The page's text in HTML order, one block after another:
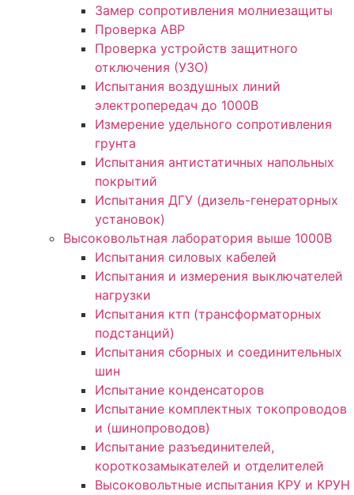
Замер сопротивления молниезащиты
Проверка АВР
Проверка устройств защитного
отключения (УЗО)
Испытания воздушных линий
электропередач до 1000В
Измерение удельного сопротивления
грунта
Испытания антистатичных напольных
покрытий
Испытания ДГУ (дизель-генераторных
установок)
Высоковольтная лаборатория выше 1000В
Испытания силовых кабелей
Испытания и измерения выключателей
нагрузки
Испытания ктп (трансформаторных
подстанций)
Испытания сборных и соединительных
шин
Испытание конденсаторов
Испытание комплектных токопроводов
и (шинопроводов)
Испытание разъединителей,
короткозамыкателей и отделителей
Высоковольтные испытания КРУ и КРУН